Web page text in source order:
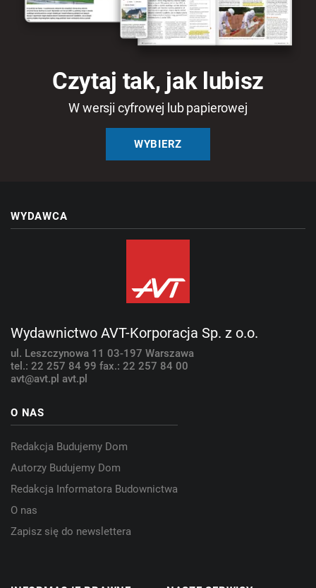
Czytaj tak, jak lubisz
W wersji cyfrowej lub papierowej
WYBIERZ
WYDAWCA
Wydawnictwo AVT-Korporacja Sp. z o.o.
ul. Leszczynowa 11 03-197 Warszawa
tel.: 22 257 84 99 fax.: 22 257 84 00
avt@avt.pl avt.pl
O NAS
Redakcja Budujemy Dom
Autorzy Budujemy Dom
Redakcja Informatora Budownictwa
O nas
Zapisz się do newslettera